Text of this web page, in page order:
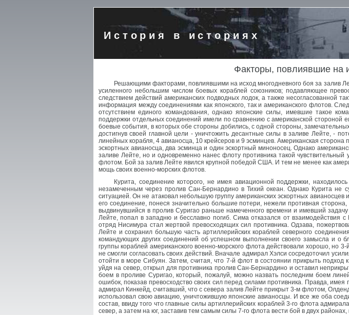
История в историях
Факторы, повлиявшие на
Решающими факторами, повлиявшими на исход многодневного боя за залив
усиленного небольшим числом боевых кораблей союзников; подавляющее
следствием действий американских подводных лодок, а также несогласованной
информация между соединениями как японского, так и американского флотов.
отсутствием единого командования, однако японские силы, имевшие такое
поддержки отдельных соединений имели по сравнению с американской стороной
боевые события, в которых обе стороны добились, с одной стороны,
достигнув своей главной цели - уничтожить десантные силы в заливе Лейте, -
линейных корабля, 4 авианосца, 10 крейсеров и 9 эсминцев. Американская
эскортных авианосца, два эсминца и один эскортный миноносец. Однако
заливе Лейте, но и одновременно нанес флоту противника такой
флотом. Бой за залив Лейте явился крупной победой США. И тем не менее как
мощь своих военно-морских флотов.
Курита, соединение которого, не имея авиационной поддержки,
незамеченным через пролив Сан-Бернардино в Тихий океан. Однако Курита не
ситуацией. Он не атаковал небольшую группу американских эскортных авианосцев
его соединение, понеся значительно большие потери, нежели противная
выдвинувшийся в пролив Суригао раньше намеченного времени и имевший
Лейте, попал в западню и бесславно погиб. Сима отказался от взаимодействия
отряд Нисимура стал жертвой превосходящих сил противника. Одзава,
Лейте и сохранил большую часть артиллерийских кораблей северного
командующих других соединений об успешном выполнении своего замысла и о
группы кораблей американского военно-морского флота действовали хорошо,
не смогли согласовать своих действий. Вначале адмирал Хэлси сосредоточил
отойти в море Сибуян. Затем, считая, что 7-й флот в состоянии прикрыть
уйдя на север, открыл для противника пролив Сан-Бернардино и оставил
боем в проливе Суригао, который, пожалуй, можно назвать последним боем
ошибок, показав превосходство своих сил перед силами противника. Правда,
адмирал Кинкейд, считавший, что с севера залив Лейте прикрыт 3-м флотом,
использовал свою авиацию, уничтожившую японские авианосцы. И все же оба
состав, ввиду того что главные силы артиллерийских кораблей 3-го флота
север, а затем на юг, заставив тем самым силы 7-го флота вести бой в двух